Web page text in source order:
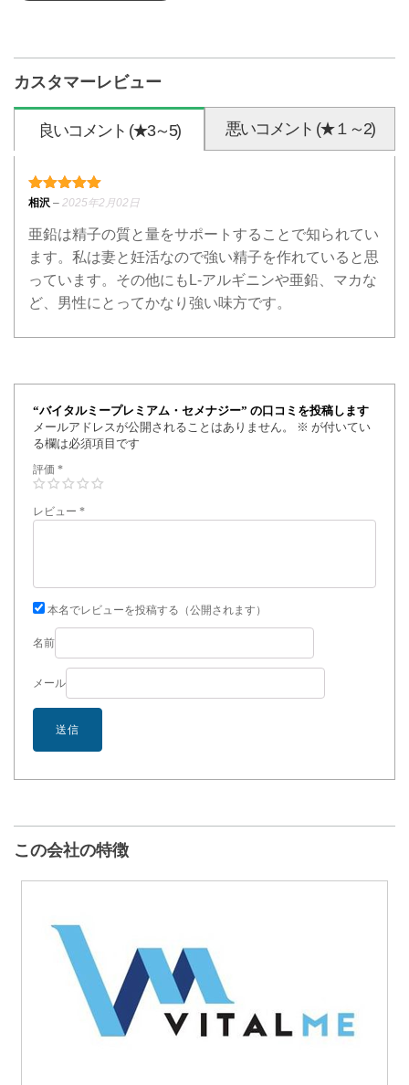
カスタマーレビュー
良いコメント (★3～5) 悪いコメント (★１～2)
5段階中5の評価
相沢 – 2025年2月02日
亜鉛は精子の質と量をサポートすることで知られてい
ます。私は妻と妊活なので強い精子を作れていると思
っています。その他にもL-アルギニンや亜鉛、マカな
ど、男性にとってかなり強い味方です。
“バイタルミープレミアム・セメナジー” の口コミを投稿します
メールアドレスが公開されることはありません。
※ が付いてい
る欄は必須項目です
評価 *
レビュー *
本名でレビューを投稿する（公開されます）
名前
メール
この会社の特徴